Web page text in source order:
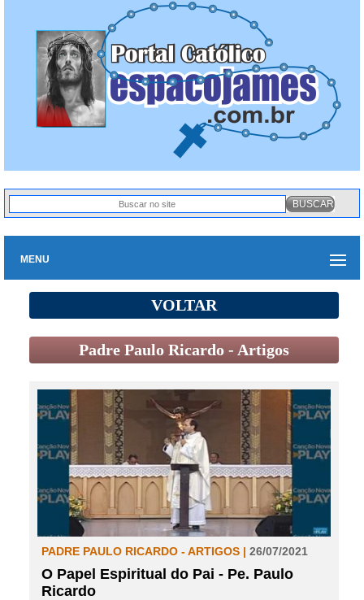
MENU
VOLTAR
Padre Paulo Ricardo - Artigos
PADRE PAULO RICARDO - ARTIGOS | 26/07/2021
O Papel Espiritual do Pai - Pe. Paulo
Ricardo